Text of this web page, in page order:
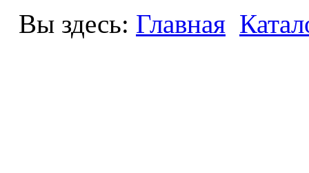
Вы здесь: Главная